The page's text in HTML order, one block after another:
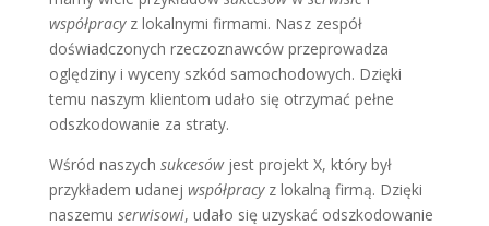
współpracyz lokalnymi firmami. Nasz zespół
doświadczonych rzeczoznawców przeprowadza
oględziny i wyceny szkód samochodowych. Dzięki
temu naszym klientom udało się otrzymać pełne
odszkodowanie za straty.
Wśród naszych sukcesówjest projekt X, który był
przykładem udanej współpracyz lokalną firmą. Dzięki
naszemu serwisowi, udało się uzyskać odszkodowanie